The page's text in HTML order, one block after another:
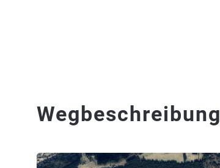
Wegbeschreibung